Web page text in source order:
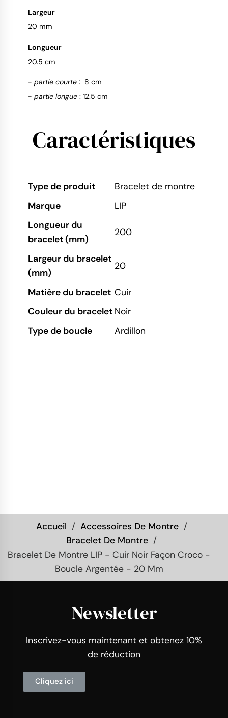
Largeur
20 mm
Longueur
20.5 cm
- partie courte : 8 cm
- partie longue : 12.5 cm
Caractéristiques
Type de produit
Bracelet de montre
Marque
LIP
Longueur du
bracelet (mm)
200
Largeur du bracelet
(mm)
20
Matière du bracelet Cuir
Couleur du bracelet Noir
Type de boucle
Ardillon
Accueil
Accessoires De Montre
Bracelet De Montre
Bracelet De Montre LIP - Cuir Noir Façon Croco -
Boucle Argentée - 20 Mm
Newsletter
Inscrivez-vous maintenant et obtenez 10%
de réduction
Cliquez ici